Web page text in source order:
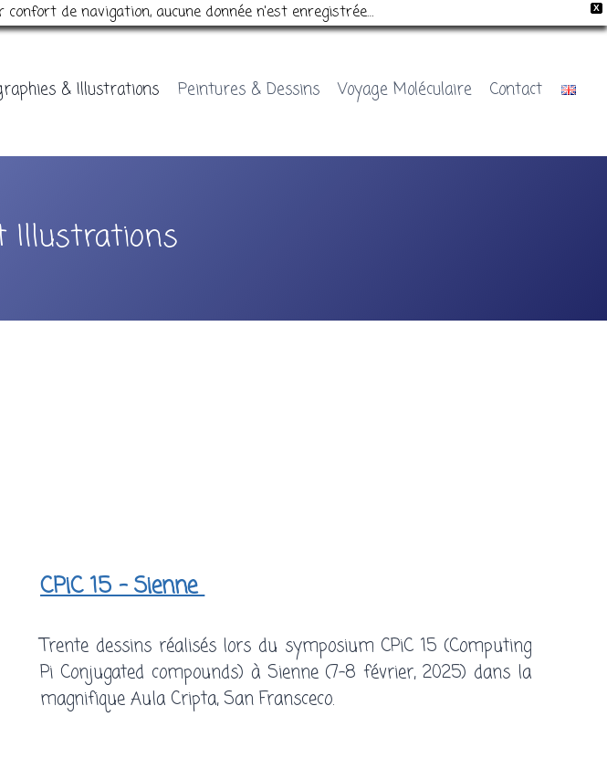
X
de navigation, aucune donnée n'est enregistrée…
& Illustrations Peintures & Dessins Voyage Moléculaire Contact
Illustrations
CPiC 15 – Sienne
Trente dessins réalisés lors du symposium CPiC 15 (Computing
Pi Conjugated compounds) à Sienne (7-8 février, 2025) dans la
magnifique Aula Cripta, San Fransceco.